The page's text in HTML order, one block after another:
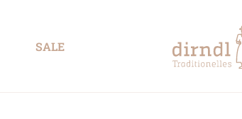
SALE